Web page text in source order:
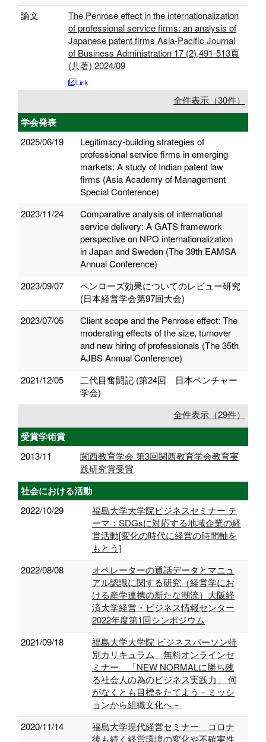
論文
The Penrose effect in the internationalization
of professional service firms: an analysis of
Japanese patent firms Asia-Pacific Journal
of Business Administration 17 (2),491-513頁
(共著) 2024/09
全件表示（30件）
学会発表
2025/06/19
Legitimacy-building strategies of
professional service firms in emerging
markets: A study of Indian patent law
firms (Asia Academy of Management
Special Conference)
2023/11/24
Comparative analysis of international
service delivery: A GATS framework
perspective on NPO internationalization
in Japan and Sweden (The 39th EAMSA
Annual Conference)
2023/09/07
ペンローズ効果についてのレビュー研究
(日本経営学会第97回大会)
2023/07/05
Client scope and the Penrose effect: The
moderating effects of the size, turnover
and new hiring of professionals (The 35th
AJBS Annual Conference)
2021/12/05
二代目奮闘記 (第24回 日本ベンチャー
学会)
全件表示（29件）
受賞学術賞
2013/11
関西教育学会 第3回関西教育学会教育実
践研究賞受賞
社会における活動
2022/10/29
福島大学大学院ビジネスセミナー テ
ーマ：SDGsに対応する地域企業の経
営活動[変化の時代に経営の時間軸を
もとう]
2022/08/08
オペレーターの通話データとマニュ
アル認識に関する研究（経営学にお
ける産学連携の新たな潮流）大阪経
済大学経営・ビジネス情報センター
2022年度第1回シンポジウム
2021/09/18
福島大学大学院 ビジネスパーソン特
別カリキュラム 無料オンラインセ
ミナー 「NEW NORMALに勝ち残
る社会人の為のビジネス実践力」 何
がなくとも目標をたてよう－ミッシ
ョンから組織文化へ－
2020/11/14
福島大学現代経営セミナー コロナ
後も続く経営環境の変化や不確実性